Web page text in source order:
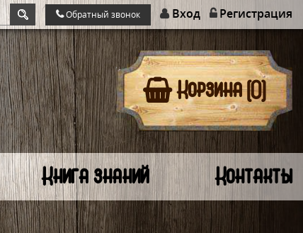
Обратный звонок Вход Регистрация
Корзина (0)
Книга знаний Контакты